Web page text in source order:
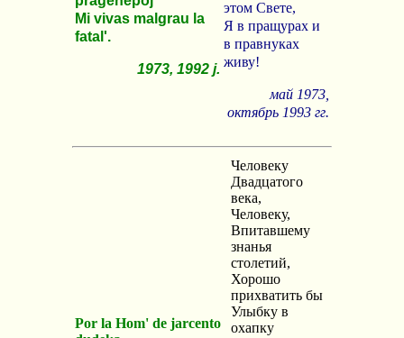
Mi vivas malgrau la
fatal'.
1973, 1992 j.
этом Свете,
Я в пращурах и
в правнуках
живу!
май 1973,
октябрь 1993 гг.
Por la Hom' de jarcento
Человеку
Двадцатого
века,
Человеку,
Впитавшему
знанья
столетий,
Хорошо
прихватить бы
Улыбку в
охапку